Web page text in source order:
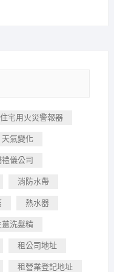
住宅用火災警報器
天氣變化
儀公司
消防水帶
熱水器
薑洗髮精
租公司地址
租營業登記地址